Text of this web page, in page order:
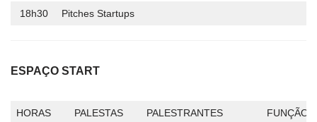
18h30 Pitches Startups
ESPAÇO START
HORAS PALESTAS PALESTRANTES FUNÇÃO